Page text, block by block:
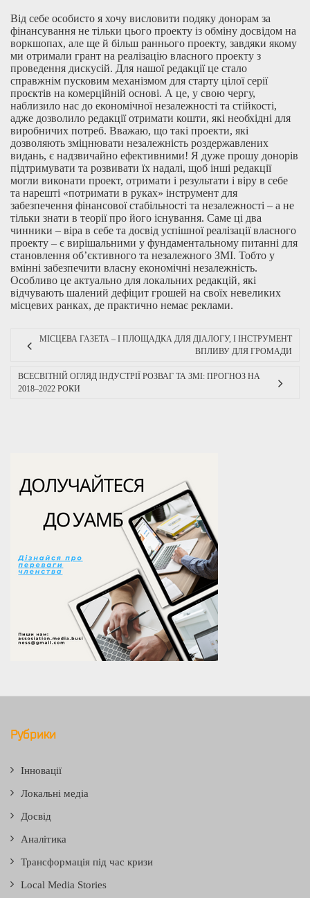
Від себе особисто я хочу висловити подяку донорам за
фінансування не тільки цього проекту із обміну досвідом на
воркшопах, але ще й більш раннього проекту, завдяки якому
ми отримали грант на реалізацію власного проекту з
проведення дискусій. Для нашої редакції це стало
справжнім пусковим механізмом для старту цілої серії
проєктів на комерційній основі. А це, у свою чергу,
наблизило нас до економічної незалежності та стійкості,
адже дозволило редакції отримати кошти, які необхідні для
виробничих потреб. Вважаю, що такі проекти, які
дозволяють зміцнювати незалежність роздержавлених
видань, є надзвичайно ефективними! Я дуже прошу донорів
підтримувати та розвивати їх надалі, щоб інші редакції
могли виконати проект, отримати і результати і віру в себе
та нарешті «потримати в руках» інструмент для
забезпечення фінансової стабільності та незалежності – а не
тільки знати в теорії про його існування. Саме ці два
чинники – віра в себе та досвід успішної реалізації власного
проекту – є вирішальними у фундаментальному питанні для
становлення об’єктивного та незалежного ЗМІ. Тобто у
вмінні забезпечити власну економічні незалежність.
Особливо це актуально для локальних редакцій, які
відчувають шалений дефіцит грошей на своїх невеликих
місцевих ранках, де практично немає реклами.
МІСЦЕВА ГАЗЕТА – І ПЛОЩАДКА ДЛЯ ДІАЛОГУ, І ІНСТРУМЕНТ
ВПЛИВУ ДЛЯ ГРОМАДИ
ВСЕСВІТНІЙ ОГЛЯД ІНДУСТРІЇ РОЗВАГ ТА ЗМІ: ПРОГНОЗ НА
2018–2022 РОКИ
Рубрики
Інновації
Локальні медіа
Досвід
Аналітика
Трансформація під час кризи
Local Media Stories